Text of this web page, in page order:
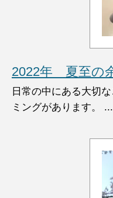
2022年 夏至の
日常の中にある大切
ミングがあります。 ...